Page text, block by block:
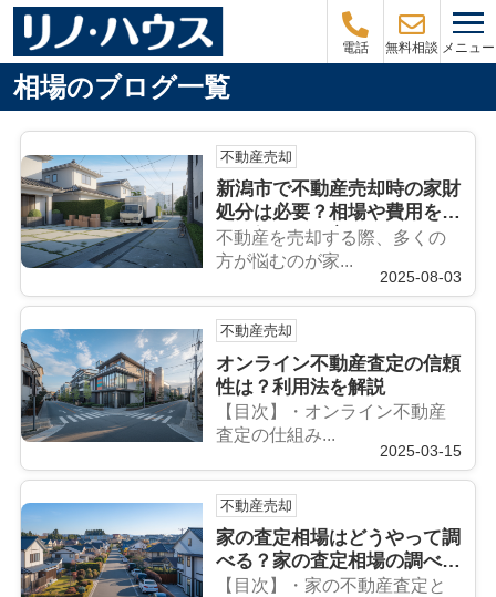
電話 無料相談 メニュー
相場のブログ一覧
不動産売却
新潟市で不動産売却時の家財
処分は必要？相場や費用を詳
しく知りたい方へ
不動産を売却する際、多くの
方が悩むのが家...
2025-08-03
不動産売却
オンライン不動産査定の信頼
性は？利用法を解説
【目次】・オンライン不動産
査定の仕組み...
2025-03-15
不動産売却
家の査定相場はどうやって調
べる？家の査定相場の調べ方
を解説
【目次】・家の不動産査定と